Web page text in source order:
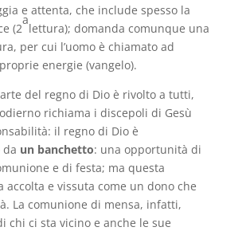
e attenta, che include spesso la
(2
a
lettura); domanda comunque una
per cui l’uomo è chiamato ad
energie (vangelo).
del regno di Dio è rivolto a tutti,
richiama i discepoli di Gesù
il regno di Dio è
da un banchetto: una opportunità di
e di festa; ma questa
accolta e vissuta come un dono che
La comunione di mensa, infatti,
chi ci sta vicino e anche le sue